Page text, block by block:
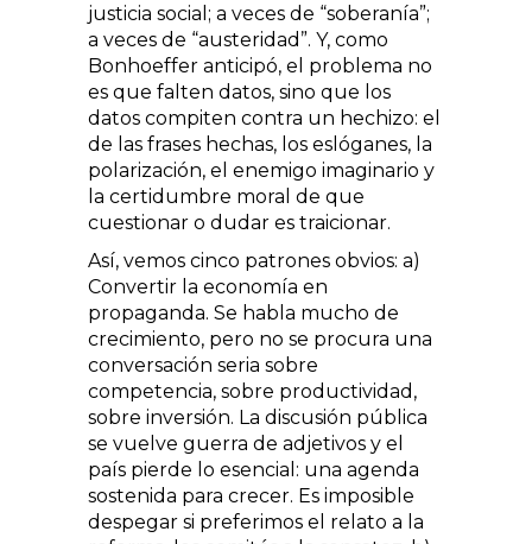
justicia social; a veces de “soberanía”;
a veces de “austeridad”. Y, como
Bonhoeffer anticipó, el problema no
es que falten datos, sino que los
datos compiten contra un hechizo: el
de las frases hechas, los eslóganes, la
polarización, el enemigo imaginario y
la certidumbre moral de que
cuestionar o dudar es traicionar.
Así, vemos cinco patrones obvios: a)
Convertir la economía en
propaganda. Se habla mucho de
crecimiento, pero no se procura una
conversación seria sobre
competencia, sobre productividad,
sobre inversión. La discusión pública
se vuelve guerra de adjetivos y el
país pierde lo esencial: una agenda
sostenida para crecer. Es imposible
despegar si preferimos el relato a la